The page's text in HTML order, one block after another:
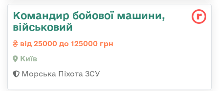
Командиp бойової машини,
військовий
від 25000 до 125000 грн
Київ
Морська Піхота ЗСУ